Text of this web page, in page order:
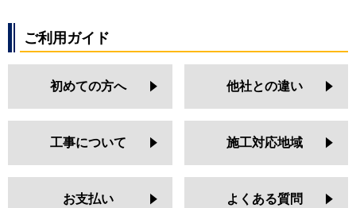
ご利用ガイド
初めての方へ 他社との違い
工事について 施工対応地域
お支払い よくある質問